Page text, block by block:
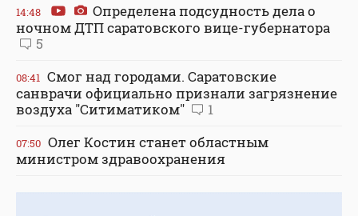
14:48
Определена подсудность дела о
ночном ДТП саратовского вице-губернатора
5
08:41 Смог над городами. Саратовские
санврачи официально признали загрязнение
воздуха "Ситиматиком"
1
07:50 Олег Костин станет областным
министром здравоохранения